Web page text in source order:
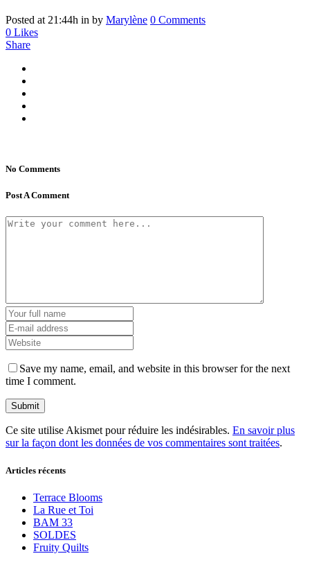
Posted at 21:44h in by Marylène 0 Comments
0 Likes
Share
No Comments
Post A Comment
Save my name, email, and website in this browser for the next
time I comment.
Ce site utilise Akismet pour réduire les indésirables. En savoir plus
sur la façon dont les données de vos commentaires sont traitées.
Articles récents
Terrace Blooms
La Rue et Toi
BAM 33
SOLDES
Fruity Quilts